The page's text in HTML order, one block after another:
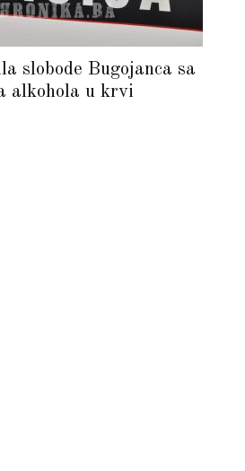
slobode Bugojanca sa
alkohola u krvi